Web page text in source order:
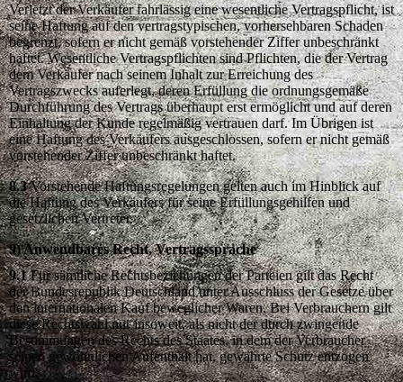
Verletzt der Verkäufer fahrlässig eine wesentliche Vertragspflicht, ist
seine Haftung auf den vertragstypischen, vorhersehbaren Schaden
begrenzt, sofern er nicht gemäß vorstehender Ziffer unbeschränkt
haftet. Wesentliche Vertragspflichten sind Pflichten, die der Vertrag
dem Verkäufer nach seinem Inhalt zur Erreichung des
Vertragszwecks auferlegt, deren Erfüllung die ordnungsgemäße
Durchführung des Vertrags überhaupt erst ermöglicht und auf deren
Einhaltung der Kunde regelmäßig vertrauen darf. Im Übrigen ist
eine Haftung des Verkäufers ausgeschlossen, sofern er nicht gemäß
vorstehender Ziffer unbeschränkt haftet.
8.3Vorstehende Haftungsregelungen gelten auch im Hinblick auf
die Haftung des Verkäufers für seine Erfüllungsgehilfen und
gesetzlichen Vertreter.
9) Anwendbares Recht, Vertragssprache
9.1Für sämtliche Rechtsbeziehungen der Parteien gilt das Recht
der Bundesrepublik Deutschland unter Ausschluss der Gesetze über
den internationalen Kauf beweglicher Waren. Bei Verbrauchern gilt
diese Rechtswahl nur insoweit, als nicht der durch zwingende
Bestimmungen des Rechts des Staates, in dem der Verbraucher
seinen gewöhnlichen Aufenthalt hat, gewährte Schutz entzogen
wird.